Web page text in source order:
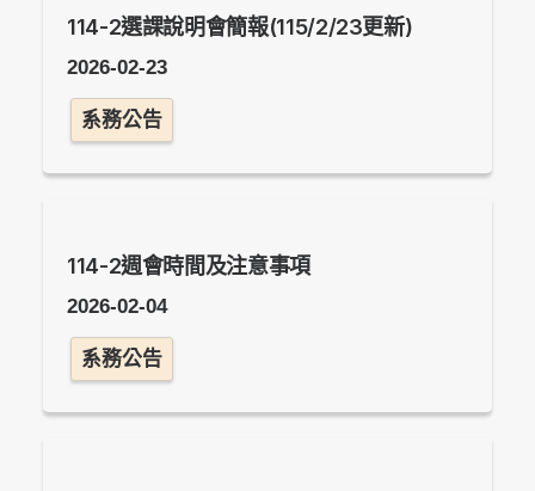
114-2選課說明會簡報(115/2/23更新)
2026-02-23
系務公告
114-2週會時間及注意事項
2026-02-04
系務公告